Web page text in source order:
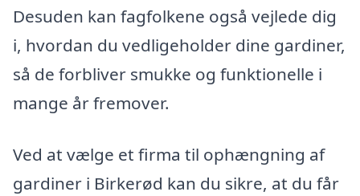
Desuden kan fagfolkene også vejlede dig
i, hvordan du vedligeholder dine gardiner,
så de forbliver smukke og funktionelle i
mange år fremover.
Ved at vælge et firma til ophængning af
gardiner i Birkerød kan du sikre, at du får